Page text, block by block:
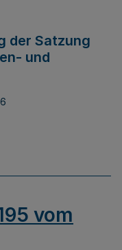
der Satzung
und
vom